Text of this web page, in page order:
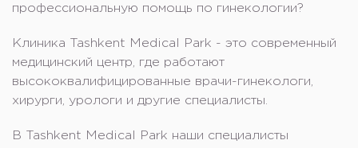
профессиональную помощь по гинекологии?
Клиника Tashkent Medical Park - это современный
медицинский центр, где работают
высококвалифицированные врачи-гинекологи,
хирурги, урологи и другие специалисты.
В Tashkent Medical Park наши специалисты